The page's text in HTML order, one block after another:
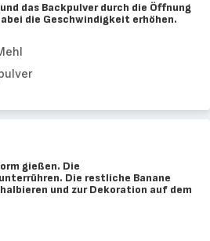
das Backpulver durch die Öffnung
die Geschwindigkeit erhöhen.
gießen. Die
Die restliche Banane
und zur Dekoration auf dem